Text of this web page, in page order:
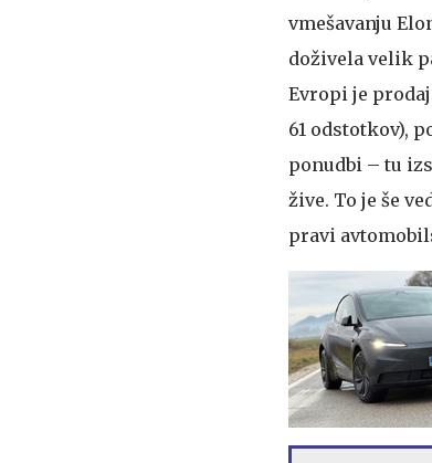
vmešavanju
doživela velik
Evropi je
61 odstotkov),
ponudbi – tu
žive. To je še
pravi